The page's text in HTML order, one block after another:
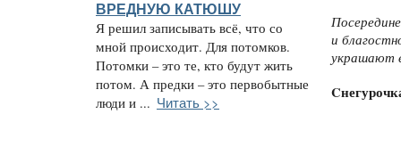
ВРЕДНУЮ КАТЮШУ
Я решил записывать всё, что со
мной происходит. Для потомков.
Потомки – это те, кто будут жить
потом. А предки – это первобытные
люди и ... Читать >>
и
украшают